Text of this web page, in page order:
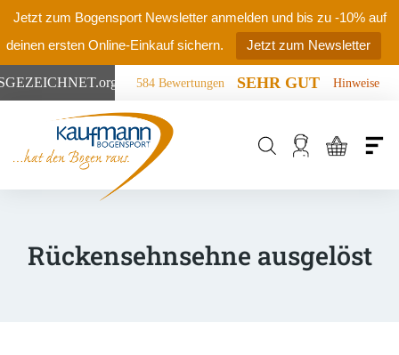
Jetzt zum Bogensport Newsletter anmelden und bis zu -10% auf
deinen ersten Online-Einkauf sichern.
Jetzt zum Newsletter
.org 584 Bewertungen SEHR GUT Hinweise
Products
search
Rückensehnsehne ausgelöst